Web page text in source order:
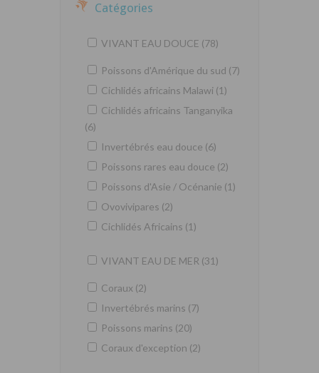
Catégories
VIVANT EAU DOUCE (78)
Poissons d'Amérique du sud (7)
Cichlidés africains Malawi (1)
Cichlidés africains Tanganyika
(6)
Invertébrés eau douce (6)
Poissons rares eau douce (2)
Poissons d'Asie / Océnanie (1)
Ovovivipares (2)
Cichlidés Africains (1)
VIVANT EAU DE MER (31)
Coraux (2)
Invertébrés marins (7)
Poissons marins (20)
Coraux d'exception (2)